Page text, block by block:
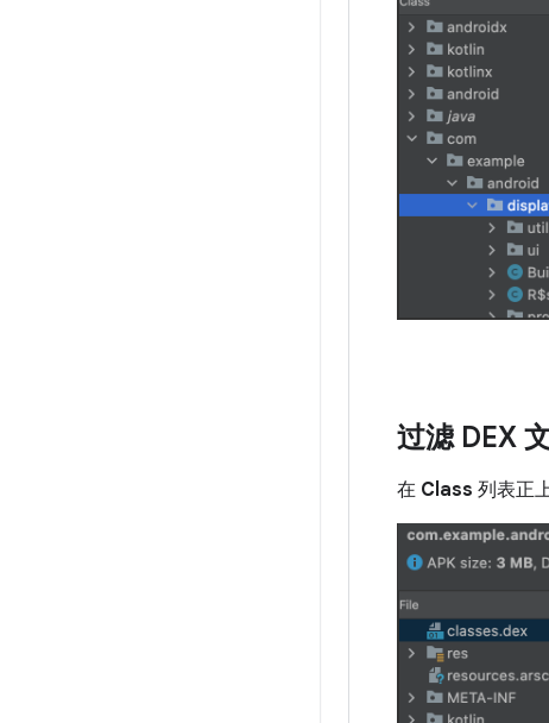
过滤 DEX
在 Class 列表正